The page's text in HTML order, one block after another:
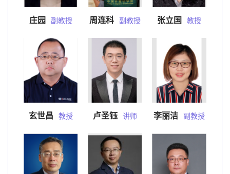
庄园 副教授 周连科 副教授 张立国 教授
玄世昌 教授 卢圣钰 讲师 李丽洁 副教授